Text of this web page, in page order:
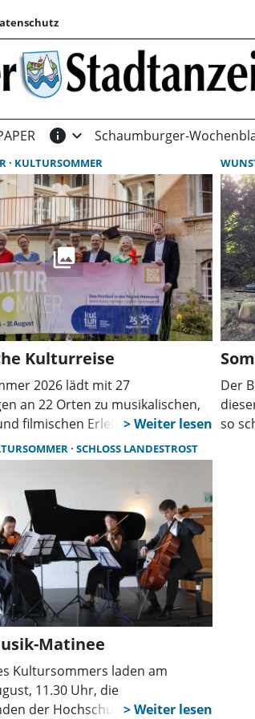
info expand_more Schaumburger-
KULTURSOMMER
Kulturreise
2026 lädt mit 27
an 22 Orten zu musikalischen,
filmischen Erlebnissen ein. Von
Zauberei bis hin zu Kino im
Besucher zwischen Juli und
Der
so
SCHLOSS LANDESTROST
Matinee
Kultursommers laden am
11.30 Uhr, die
der Hochschule für Musik,